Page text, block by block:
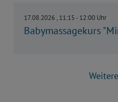
17.08.2026 , 11:15 - 12:00 Uhr
Babymassagekurs